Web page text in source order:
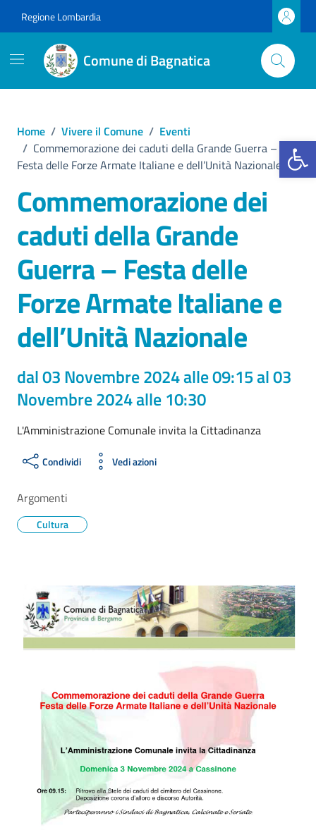
Apri la
Regione Lombardia
Comune di Bagnatica
Home / Vivere il Comune / Eventi
/ Commemorazione dei caduti della Grande Guerra –
Festa delle Forze Armate Italiane e dell’Unità Nazionale
Commemorazione dei
caduti della Grande
Guerra – Festa delle
Forze Armate Italiane e
dell’Unità Nazionale
dal 03 Novembre 2024 alle 09:15 al 03
Novembre 2024 alle 10:30
L'Amministrazione Comunale invita la Cittadinanza
Condividi Vedi azioni
Argomenti
Cultura